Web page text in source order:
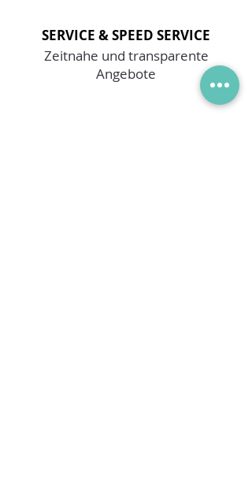
SERVICE & SPEED SERVICE
Zeitnahe und transparente
Angebote